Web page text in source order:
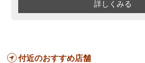
詳しくみる
付近のおすすめ店舗